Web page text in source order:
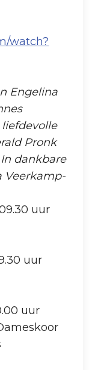
watch?
Engelina
Pronk
dankbare
Veerkamp-
uur
uur
uur